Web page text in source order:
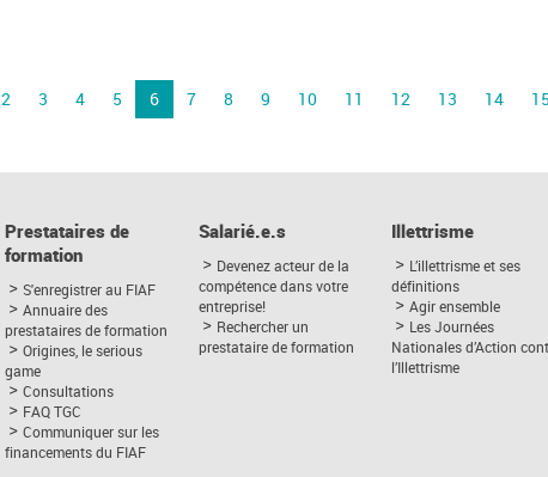
2 3 4 5 6 7 8 9 10 11 12 13 14 15
Prestataires de
formation
S'enregistrer au FIAF
Annuaire des
prestataires de formation
Origines, le serious
game
Consultations
FAQ TGC
Communiquer sur les
financements du FIAF
Salarié.e.s
Devenez acteur de la
compétence dans votre
entreprise!
Rechercher un
prestataire de formation
Illettrisme
L’illettrisme et ses
définitions
Agir ensemble
Les Journées
Nationales d’Action
l’Illettrisme